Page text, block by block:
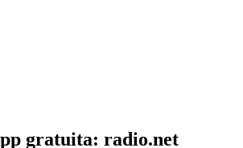
gratuita: radio.net